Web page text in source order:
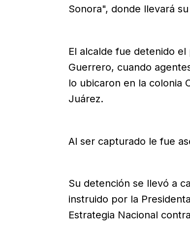
Sonora", donde llevará
El alcalde fue detenido
Guerrero, cuando
lo ubicaron en la colonia
Juárez.
Al ser capturado le fue
Su detención se llevó a
instruido por la
Estrategia Nacional